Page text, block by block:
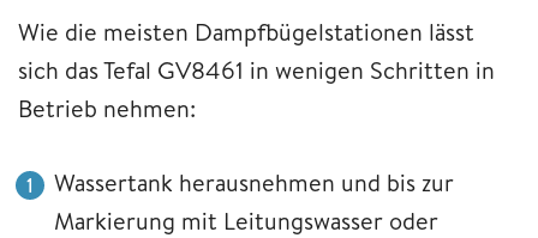
Wie die meisten Dampfbügelstationen lässt
sich das Tefal GV8461 in wenigen Schritten in
Betrieb nehmen:
Wassertank herausnehmen und bis zur
Markierung mit Leitungswasser oder